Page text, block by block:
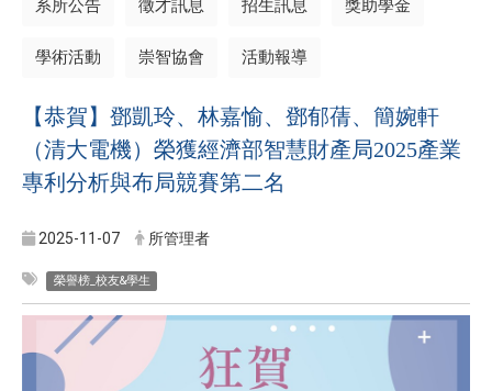
系所公告 徵才訊息 招生訊息 獎助學金
學術活動 崇智協會 活動報導
【恭賀】鄧凱玲、林嘉愉、鄧郁蒨、簡婉軒
（清大電機）榮獲經濟部智慧財產局2025產業
專利分析與布局競賽第二名
2025-11-07 所管理者
榮譽榜_校友&學生